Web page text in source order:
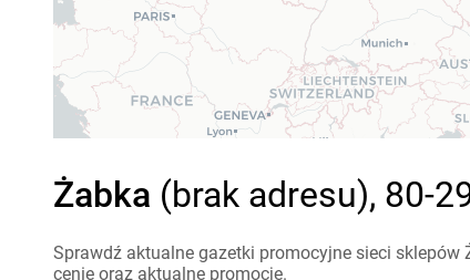
Żabka (brak adresu), 80-
Sprawdź aktualne gazetki promocyjne sieci
cenie oraz aktualne promocje.